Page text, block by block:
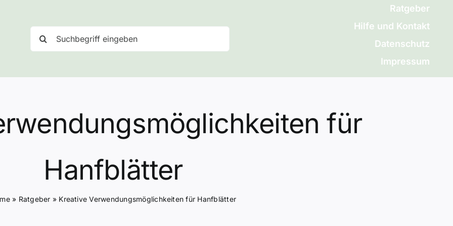
nach:
Ratgeber
Hilfe und Kontakt
Datenschutz
Impressum
für
Hanfblätter
» Ratgeber » Kreative Verwendungsmöglichkeiten für Hanfblätter